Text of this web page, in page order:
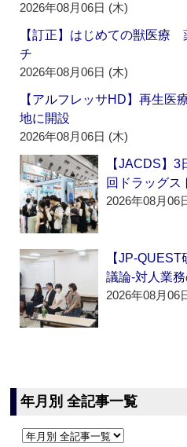
2026年08月06日 (木)
【訂正】はじめての獣医療
チ
2026年08月06日 (木)
【アルフレッサHD】再生医
地に開設
2026年08月06日 (木)
【JACDS】
回ドラッグス
2026年08月06
【JP-
議論‐対人業
2026年08月06
年月別 全記事一覧